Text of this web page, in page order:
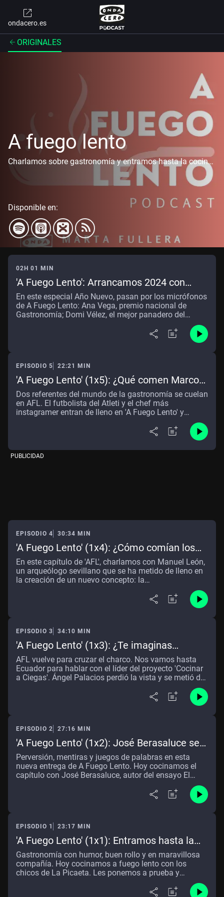
ondacero.es
ORIGINALES
A fuego lento
Charlamos sobre gastronomía y entramos hasta la cocina, hasta lo más profundo. Lo hacemos de corazón y sin nada que esconder. En este podcast las ideas se cocinan a fuego lento
Disponible en:
02H 01 MIN
'A Fuego Lento': Arrancamos 2024 con
Marta Fullera, Sergio González y... unos
cuantos invitados
En este especial Año Nuevo, pasan por los micrófonos
de A Fuego Lento: Ana Vega, premio nacional de
Gastronomía; Domi Vélez, el mejor panadero del
Entramos en el mundo de los vinos con los expertos
Ana Osorio y Alberto Ruffoni, mezclamos cine y
cerramos el día con David de Jorge, Robin Food.
EPISODIO 5 22:21 MIN
'A Fuego Lento' (1x5): ¿Qué comen Marcos
Llorente y el Chef Bosquet? Charlamos de
gastronomía con el futbolista y el famoso
chef
Dos referentes del mundo de la gastronomía se cuelan
en AFL. El futbolista del Atleti y el chef más
instagramer entran de lleno en 'A Fuego Lento' y
charlan con nosotros de qué comen, por qué apuestan
por una dieta u otra, de qué se conocen... y mucho
PUBLICIDAD
EPISODIO 4 30:34 MIN
'A Fuego Lento' (1x4): ¿Cómo comían los
romanos? La arqueogastronomía despierta
los sabores del pasado
En este capítulo de 'AFL', charlamos con Manuel León,
un arqueólogo sevillano que se ha metido de lleno en
la creación de un nuevo concepto: la
científica, podemos saber cómo se comía en el
EPISODIO 3 34:10 MIN
'A Fuego Lento' (1x3): ¿Te imaginas
Cocinar a Ciegas? Charlamos con Ángel
Palacios, cocinero con discapacidad visual
AFL vuelve para cruzar el charco. Nos vamos hasta
Ecuador para hablar con el líder del proyecto 'Cocinar
a Ciegas'. Ángel Palacios perdió la vista y se metió de
lleno en el mundo de la cocina, nos enseña cómo lo
hizo y nos explica su día a día y cómo ha logrado
estar en las mejores cocinas del mundo.
EPISODIO 2 27:16 MIN
'A Fuego Lento' (1x2): José Berasaluce se
moja en Onda Cero y empapa a más de un
conocido
Perversión, mentiras y juegos de palabras en esta
nueva entrega de A Fuego Lento. Hoy cocinamos el
capítulo con José Berasaluce, autor del ensayo El
EPISODIO 1 23:17 MIN
'A Fuego Lento' (1x1): Entramos hasta la
cocina de La Picaeta
Gastronomía con humor, buen rollo y en maravillosa
compañía. Hoy cocinamos a fuego lento con los
chicos de La Picaeta. Les ponemos a prueba y